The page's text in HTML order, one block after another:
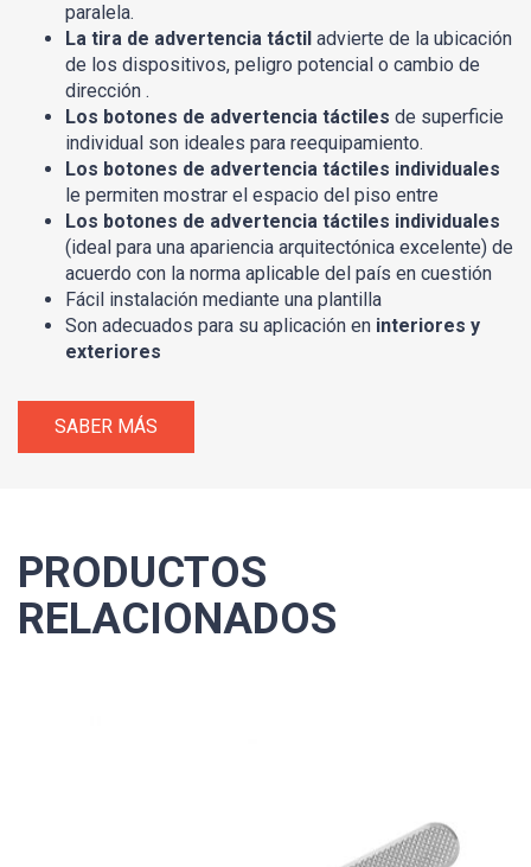
paralela.
La tira de advertencia táctil advierte de la ubicación
de los dispositivos, peligro potencial o cambio de
dirección .
Los botones de advertencia táctiles de superficie
individual son ideales para reequipamiento.
Los botones de advertencia táctiles individuales
le permiten mostrar el espacio del piso entre
Los botones de advertencia táctiles individuales
(ideal para una apariencia arquitectónica excelente) de
acuerdo con la norma aplicable del país en cuestión
Fácil instalación mediante una plantilla
Son adecuados para su aplicación en interiores y
exteriores
SABER MÁS
PRODUCTOS
RELACIONADOS